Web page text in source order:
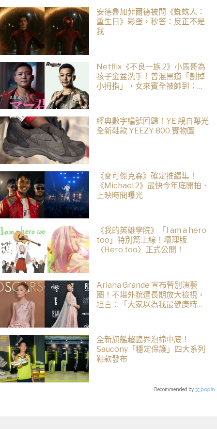
安德魯加菲爾德被問《蜘蛛人：
重生日》彩蛋，秒答：反正不是
我
Netflix《不良一族 2》小馬哥為
孩子金盆洗手！曾混黑道「割掉
小拇指」，女來賓全被帥到：超
經典數字編號回歸！YE 親自曝光
全新鞋款 YEEZY 800 實物圖
《麥可傑克森》確定推續集！
《Michael 2》最快今年底開拍、
上映時間曝光
《我的英雄學院》「I am a hero
too」特別篇上線！壞理版
〈Hero too〉正式公開！
Ariana Grande 宣布暫別演藝
圈！不堪外貌遭長期放大檢視，
坦言：「大家以為我最健康時，
全新旗艦超臨界泡棉中底！
Saucony「穩定保護」四大系列
鞋款發布
Recommended by